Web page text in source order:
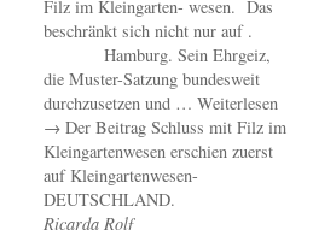
Filz im Kleingarten- wesen. Das
beschränkt sich nicht nur auf .
Hamburg. Sein Ehrgeiz,
die Muster-Satzung bundesweit
durchzusetzen und … Weiterlesen
→ Der Beitrag Schluss mit Filz im
Kleingartenwesen erschien zuerst
auf Kleingartenwesen-
DEUTSCHLAND.
Ricarda Rolf